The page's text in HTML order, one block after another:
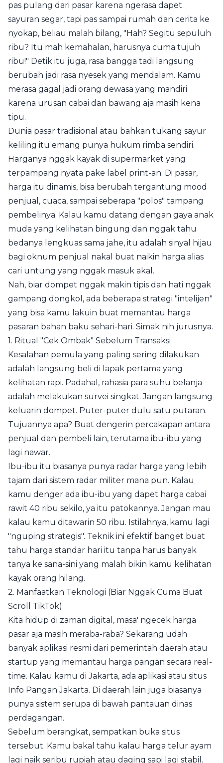
pas pulang dari pasar karena ngerasa dapet
sayuran segar, tapi pas sampai rumah dan cerita ke
nyokap, beliau malah bilang, "Hah? Segitu sepuluh
ribu? Itu mah kemahalan, harusnya cuma tujuh
ribu!" Detik itu juga, rasa bangga tadi langsung
berubah jadi rasa nyesek yang mendalam. Kamu
merasa gagal jadi orang dewasa yang mandiri
karena urusan cabai dan bawang aja masih kena
tipu.
Dunia pasar tradisional atau bahkan tukang sayur
keliling itu emang punya hukum rimba sendiri.
Harganya nggak kayak di supermarket yang
terpampang nyata pake label print-an. Di pasar,
harga itu dinamis, bisa berubah tergantung mood
penjual, cuaca, sampai seberapa "polos" tampang
pembelinya. Kalau kamu datang dengan gaya anak
muda yang kelihatan bingung dan nggak tahu
bedanya lengkuas sama jahe, itu adalah sinyal hijau
bagi oknum penjual nakal buat naikin harga alias
cari untung yang nggak masuk akal.
Nah, biar dompet nggak makin tipis dan hati nggak
gampang dongkol, ada beberapa strategi "intelijen"
yang bisa kamu lakuin buat memantau harga
pasaran bahan baku sehari-hari. Simak nih jurusnya.
1. Ritual "Cek Ombak" Sebelum Transaksi
Kesalahan pemula yang paling sering dilakukan
adalah langsung beli di lapak pertama yang
kelihatan rapi. Padahal, rahasia para suhu belanja
adalah melakukan survei singkat. Jangan langsung
keluarin dompet. Puter-puter dulu satu putaran.
Tujuannya apa? Buat dengerin percakapan antara
penjual dan pembeli lain, terutama ibu-ibu yang
lagi nawar.
Ibu-ibu itu biasanya punya radar harga yang lebih
tajam dari sistem radar militer mana pun. Kalau
kamu denger ada ibu-ibu yang dapet harga cabai
rawit 40 ribu sekilo, ya itu patokannya. Jangan mau
kalau kamu ditawarin 50 ribu. Istilahnya, kamu lagi
"nguping strategis". Teknik ini efektif banget buat
tahu harga standar hari itu tanpa harus banyak
tanya ke sana-sini yang malah bikin kamu kelihatan
kayak orang hilang.
2. Manfaatkan Teknologi (Biar Nggak Cuma Buat
Scroll TikTok)
Kita hidup di zaman digital, masa' ngecek harga
pasar aja masih meraba-raba? Sekarang udah
banyak aplikasi resmi dari pemerintah daerah atau
startup yang memantau harga pangan secara real-
time. Kalau kamu di Jakarta, ada aplikasi atau situs
Info Pangan Jakarta. Di daerah lain juga biasanya
punya sistem serupa di bawah pantauan dinas
perdagangan.
Sebelum berangkat, sempatkan buka situs
tersebut. Kamu bakal tahu kalau harga telur ayam
lagi naik seribu rupiah atau daging sapi lagi stabil.